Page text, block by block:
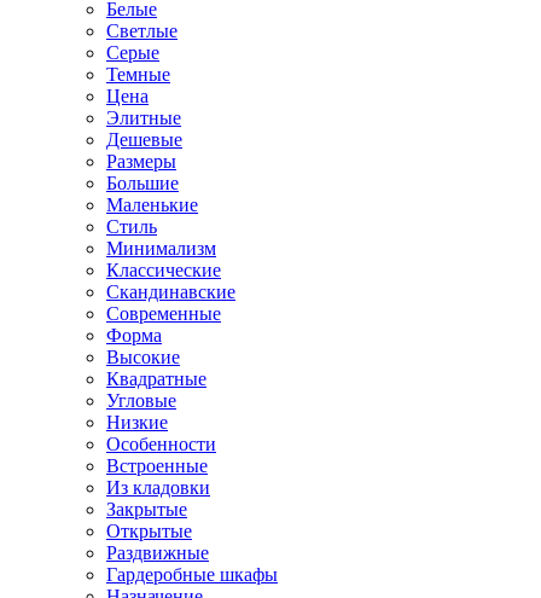
Белые
Светлые
Серые
Темные
Цена
Элитные
Дешевые
Размеры
Большие
Маленькие
Стиль
Минимализм
Классические
Скандинавские
Современные
Форма
Высокие
Квадратные
Угловые
Низкие
Особенности
Встроенные
Из кладовки
Закрытые
Открытые
Раздвижные
Гардеробные шкафы